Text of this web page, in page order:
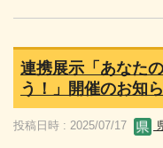
連携展示「あなた
う！」開催のお知
投稿日時 : 2025/07/17